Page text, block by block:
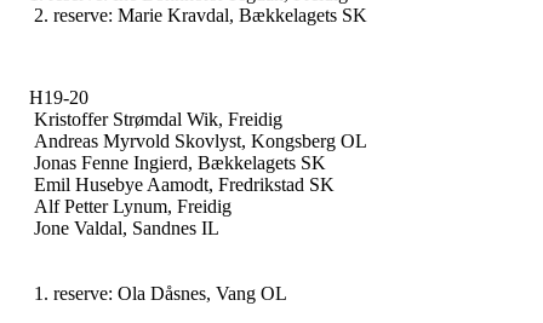
2. reserve: Marie Kravdal, Bækkelagets SK
H19-20
Kristoffer Strømdal Wik, Freidig
Andreas Myrvold Skovlyst, Kongsberg OL
Jonas Fenne Ingierd, Bækkelagets SK
Emil Husebye Aamodt, Fredrikstad SK
Alf Petter Lynum, Freidig
Jone Valdal, Sandnes IL
1. reserve: Ola Dåsnes, Vang OL